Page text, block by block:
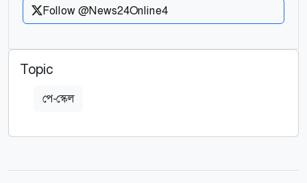
Follow @News24Online4
Topic
পে-স্কেল